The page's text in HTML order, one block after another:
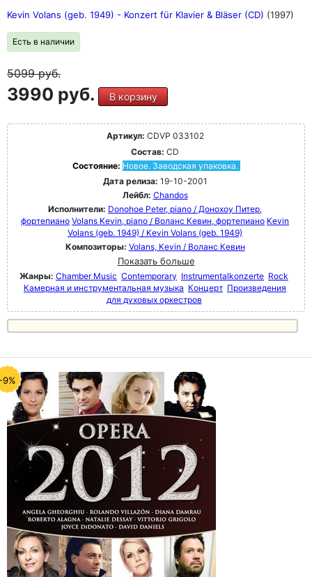
Kevin Volans (geb. 1949) - Konzert für Klavier & Bläser (CD) (1997)
Есть в наличии
5099руб.
3990 руб. В корзину
Артикул: CDVP 033102
Состав: CD
Состояние: Новое. Заводская упаковка.
Дата релиза: 19-10-2001
Лейбл: Chandos
Исполнители: Donohoe Peter, piano / Донохоу Питер,
фортепиано Volans Kevin, piano / Воланс Кевин, фортепиано Kevin
Volans (geb. 1949) / Kevin Volans (geb. 1949)
Композиторы: Volans, Kevin / Воланс Кевин
Показать больше
Жанры: Chamber Music Contemporary Instrumentalkonzerte Rock
Камерная и инструментальная музыка Концерт Произведения
для духовых оркестров
9%